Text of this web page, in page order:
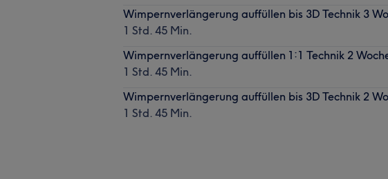
Wimpernverlängerung auffüllen bis 3D Technik 3
1 Std. 45 Min.
Wimpernverlängerung auffüllen 1:1 Technik 2
1 Std. 45 Min.
Wimpernverlängerung auffüllen bis 3D Technik 2
1 Std. 45 Min.